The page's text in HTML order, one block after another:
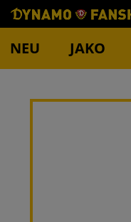
NEU JAKO